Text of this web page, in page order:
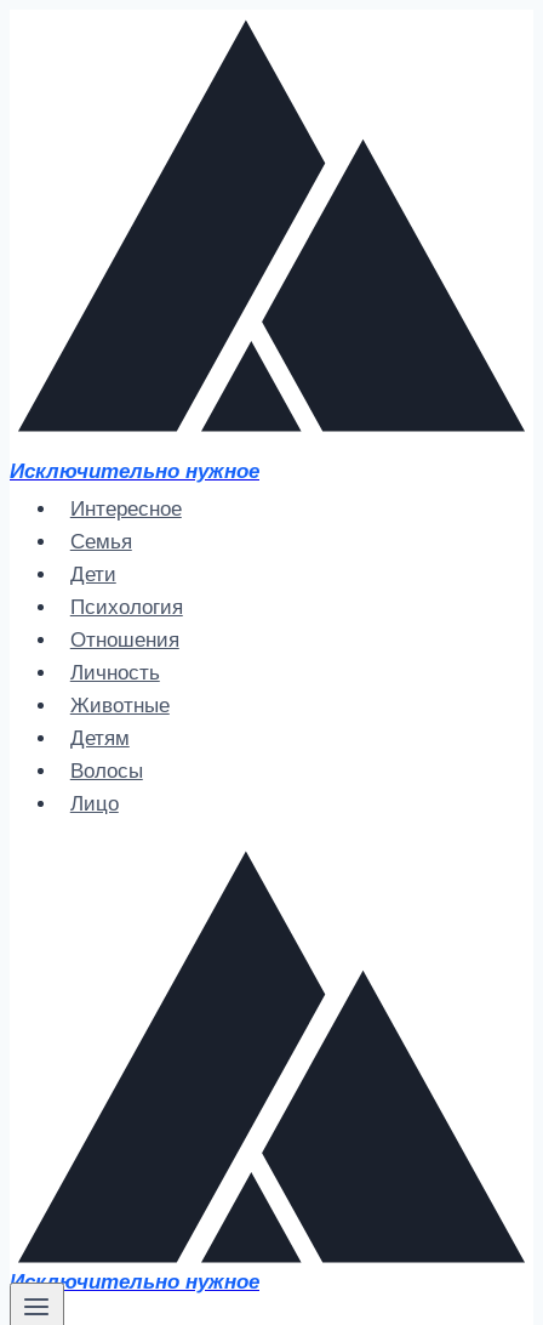
Исключительно нужное
Интересное
Семья
Дети
Психология
Отношения
Личность
Животные
Детям
Волосы
Лицо
Исключительно нужное